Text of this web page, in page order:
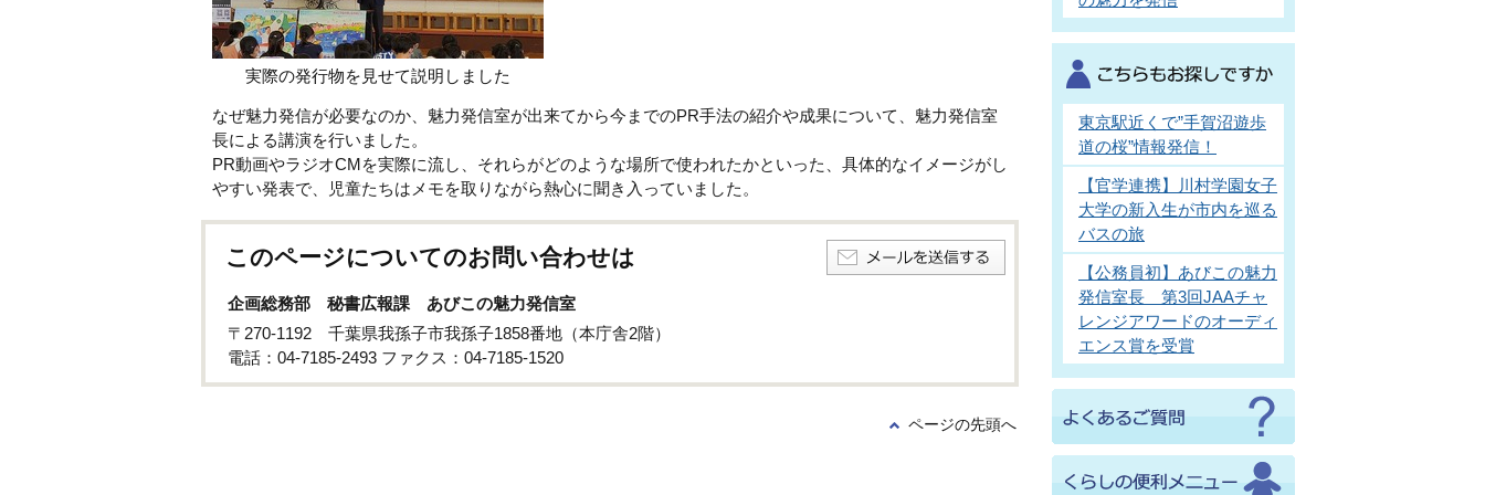
実際の発行物を見せて説明しました
なぜ魅力発信が必要なのか、魅力発信室が出来てから今までのPR手法の紹介や成果について、魅力発信室
長による講演を行いました。
PR動画やラジオCMを実際に流し、それらがどのような場所で使われたかといった、具体的なイメージがし
やすい発表で、児童たちはメモを取りながら熱心に聞き入っていました。
このページについてのお問い合わせは
企画総務部 秘書広報課 あびこの魅力発信室
〒270-1192 千葉県我孫子市我孫子1858番地（本庁舎2階）
電話：04-7185-2493 ファクス：04-7185‐1520
ページの先頭へ
東京駅近くで”手賀沼遊歩
道の桜”情報発信！
【官学連携】川村学園女子
大学の新入生が市内を巡る
バスの旅
【公務員初】あびこの魅力
発信室長 第3回JAAチャ
レンジアワードのオーディ
エンス賞を受賞